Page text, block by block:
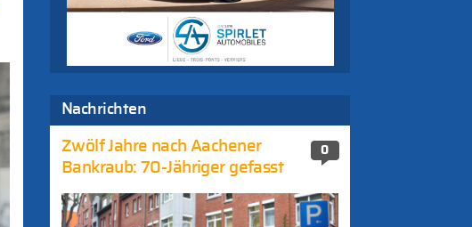
Nachrichten
0
Zwölf Jahre nach Aachener
Bankraub: 70-Jähriger gefasst